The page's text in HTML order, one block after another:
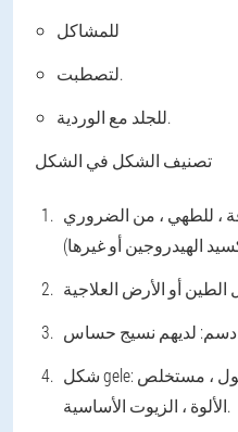
للمشاكل
لتصطبت.
للجلد مع الوردية.
تصنيف الشكل في الشكل
، للطهي ، من الضروري
دسم:
شكل gele:
الألوة ، الزيوت الأساسية.